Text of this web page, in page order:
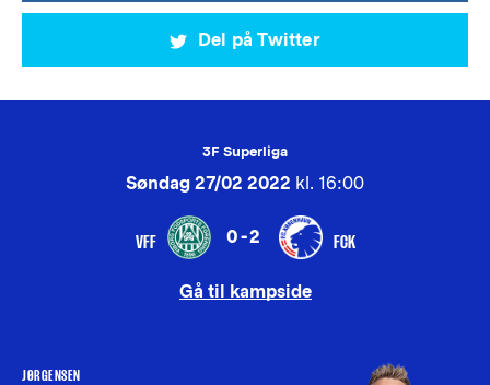
Del på Twitter
3F Superliga
Søndag 27/02 2022 kl. 16:00
VFF 0-2 FCK
Gå til kampside
JØRGENSEN